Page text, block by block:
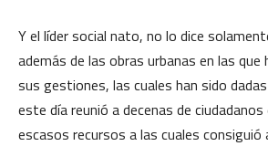
Y el líder social nato, no lo dice
además de las obras urbanas en las que
sus gestiones, las cuales han sido
este día reunió a decenas de
escasos recursos a las cuales consiguió